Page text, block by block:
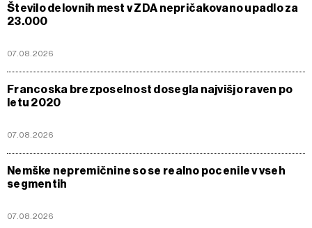
Število delovnih mest v ZDA nepričakovano upadlo za
23.000
07.08.2026
Francoska brezposelnost dosegla najvišjo raven po
letu 2020
07.08.2026
Nemške nepremičnine so se realno pocenile v vseh
segmentih
07.08.2026